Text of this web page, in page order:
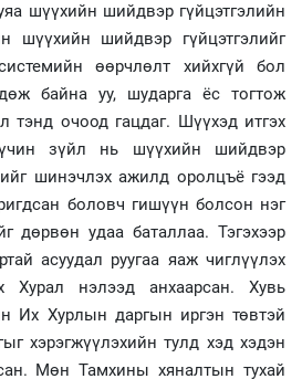
шүүхийн шийдвэр гүйцэтгэлийн
шүүхийн шийдвэр гүйцэтгэлийг
өөрчлөлт хийхгүй бол
байна уу, шударга ёс тогтож
тэнд очоод гацдаг. Шүүхэд итгэх
зүйл нь шүүхийн шийдвэр
шинэчлэх ажилд оролцъё гээд
боловч гишүүн болсон нэг
дөрвөн удаа баталлаа. Тэгэхээр
асуудал руугаа яаж чиглүүлэх
нэлээд анхаарсан. Хувь
Их Хурлын даргын иргэн төвтэй
хэрэгжүүлэхийн тулд хэд хэдэн
Мөн Тамхины хяналтын тухай